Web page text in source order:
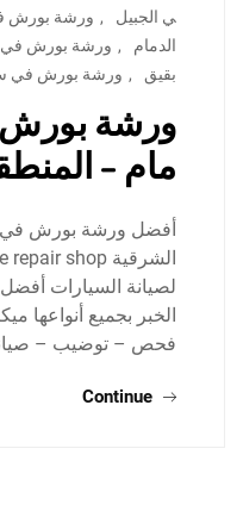
ي الجبيل
, ورشة بورش
الدمام
, ورشة بورش في
بقيق
, ورشة بورش في
ورشة بورش
مام –
أفضل ورشة بورش في
لصيانة السيارات
الخبر بجميع أنواعها
فحص – توضيب –
Continue